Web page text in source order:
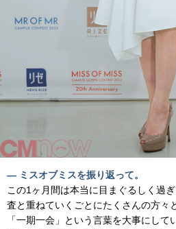
— ミスオブミスを振り返って。
この1ヶ月間は本当に目まぐるしく過
査と重ねていくごとにたくさんの方々
「一期一会」という言葉を大事にし